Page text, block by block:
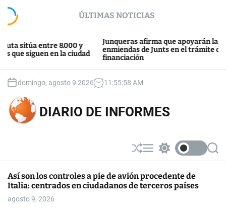
c
ÚLTIMAS NOTICIAS
entre 8.000 y
en la ciudad
Junqueras afirma que apoyarán las
enmiendas de Junts en el trámite de la
financiación
domingo, agosto 9 2026 11 :55:59 AM
DIARIO DE INFORMES
S
h
ff
l
M
e
u
w
t
c
S
e
Así son los controles a pie de avión procedente de
Italia: centrados en ciudadanos de terceros países
agosto 9, 2026